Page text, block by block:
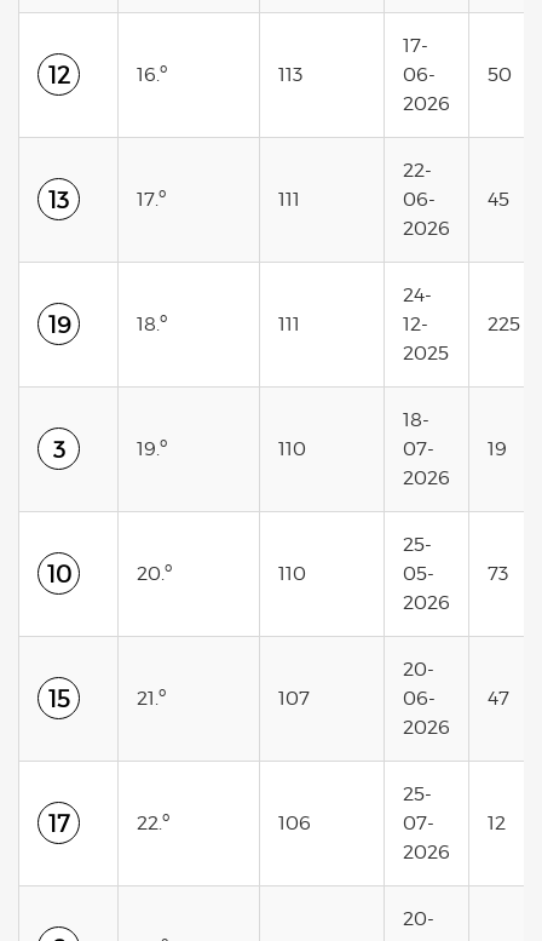
12 16.º 113
17-
06-
2026
50
13 17.º 111
22-
06-
2026
45
19 18.º 111
24-
12-
2025
225
3 19.º 110
18-
07-
2026
19
10 20.º 110
25-
05-
2026
73
15 21.º 107
20-
06-
2026
47
17 22.º 106
25-
07-
2026
12
20-